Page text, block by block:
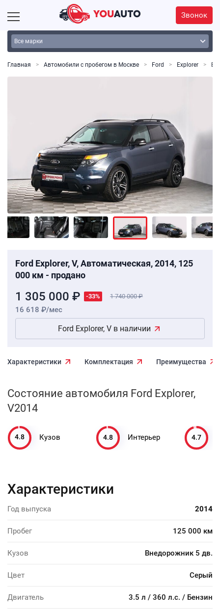
Звонок
Главная Автомобили с пробегом в Москве Ford Explorer
Ford Explorer, V, Автоматическая, 2014, 125
000 км - продано
1 305 000 ₽ -33% 1 740 000
16 618 ₽/мес
Ford Explorer, V в наличии
Характеристики Комплектация Преимущества
Состояние автомобиля Ford Explorer,
V2014
4.8 Кузов 4.8 Интерьер 4.7
Характеристики
Год выпуска 2014
Пробег 125 000 км
Кузов Внедорожник 5 дв.
Цвет Серый
Двигатель 3.5 л / 360 л.с. / Бензин